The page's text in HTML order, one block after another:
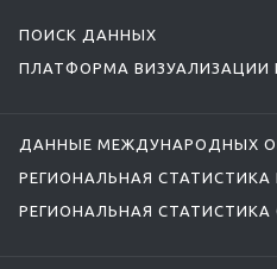
ПОИСК ДАННЫХ
ПЛАТФОРМА ВИЗУАЛИЗАЦИИ
ДАННЫЕ МЕЖДУНАРОДНЫХ
РЕГИОНАЛЬНАЯ СТАТИСТИКА
РЕГИОНАЛЬНАЯ СТАТИСТИКА